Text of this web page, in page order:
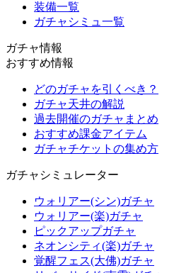
装備一覧
ガチャシミュ一覧
ガチャ情報
おすすめ情報
どのガチャを引くべき？
ガチャ天井の解説
過去開催のガチャまとめ
おすすめ課金アイテム
ガチャチケットの集め方
ガチャシミュレーター
ウォリアー(シン)ガチャ
ウォリアー(楽)ガチャ
ピックアップガチャ
ネオンシティ(楽)ガチャ
覚醒フェス(大佛)ガチャ